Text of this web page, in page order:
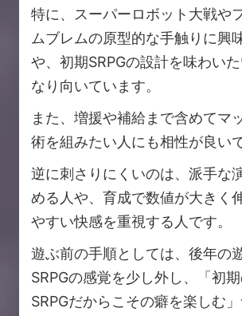
特に、スーパーロボット大戦や
ムブレムの原型的な手触りに興
や、初期SRPGの設計を味わい
なり向いています。
また、増援や補給まで含めてマ
術を組みたい人にも相性が良いで
逆に刺さりにくいのは、派手な
める人や、育成で数値が大きく
やすい快感を重視する人です。
遊ぶ前の手順としては、後年の
SRPGの感覚を少し外し、「初
SRPGだからこその癖を楽しむ